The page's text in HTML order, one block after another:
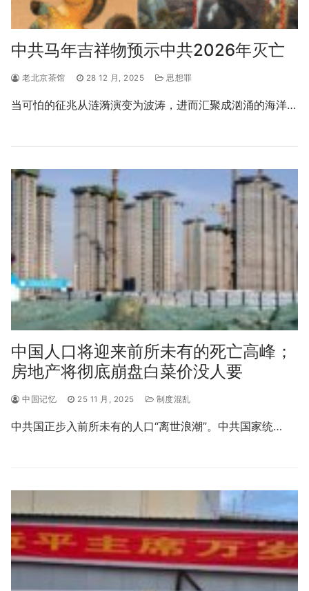
中共马年吉祥物预示中共2026年灭亡
老北京茶馆 28 12 月, 2025 思想罪
当可怕的征兆从涟漪演变为波涛，进而汇聚成汹涌的海洋…
中国人口将迎来前所未有的死亡高峰；
房地产将彻底崩盘白菜价没人要
中国记忆 25 11 月, 2025 制度混乱
中共国正步入前所未有的人口“离世浪潮”。中共国家统…